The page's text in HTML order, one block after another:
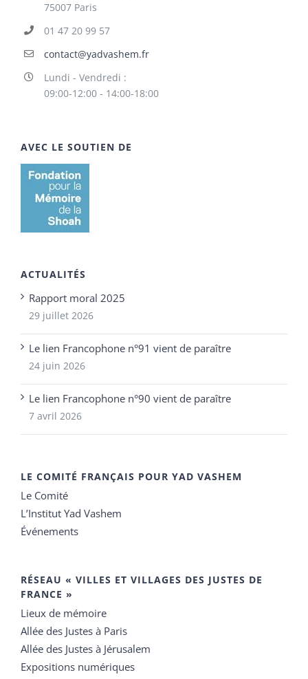
75007 Paris
01 47 20 99 57
contact@yadvashem.fr
Lundi - Vendredi :
09:00-12:00 - 14:00-18:00
AVEC LE SOUTIEN DE
ACTUALITÉS
Rapport moral 2025
29 juillet 2026
Le lien Francophone n°91 vient de paraître
24 juin 2026
Le lien Francophone n°90 vient de paraître
7 avril 2026
LE COMITÉ FRANÇAIS POUR YAD VASHEM
Le Comité
L’Institut Yad Vashem
Événements
RÉSEAU « VILLES ET VILLAGES DES JUSTES DE
FRANCE »
Lieux de mémoire
Allée des Justes à Paris
Allée des Justes à Jérusalem
Expositions numériques